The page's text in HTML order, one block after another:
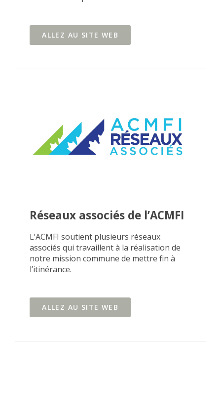
ALLEZ AU SITE WEB
Réseaux associés de l’ACMFI
L’ACMFI soutient plusieurs réseaux
associés qui travaillent à la réalisation de
notre mission commune de mettre fin à
l’itinérance.
ALLEZ AU SITE WEB